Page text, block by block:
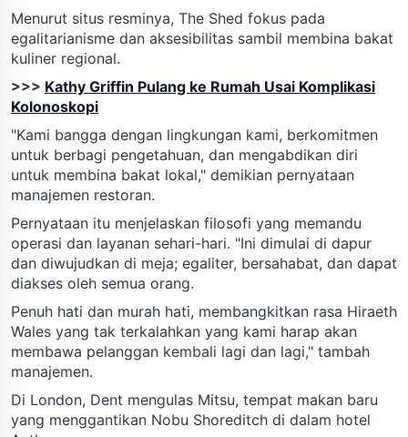
Menurut situs resminya, The Shed fokus pada
egalitarianisme dan aksesibilitas sambil membina bakat
kuliner regional.
>>> Kathy Griffin Pulang ke Rumah Usai Komplikasi
Kolonoskopi
"Kami bangga dengan lingkungan kami, berkomitmen
untuk berbagi pengetahuan, dan mengabdikan diri
untuk membina bakat lokal," demikian pernyataan
manajemen restoran.
Pernyataan itu menjelaskan filosofi yang memandu
operasi dan layanan sehari-hari. "Ini dimulai di dapur
dan diwujudkan di meja; egaliter, bersahabat, dan dapat
diakses oleh semua orang.
Penuh hati dan murah hati, membangkitkan rasa Hiraeth
Wales yang tak terkalahkan yang kami harap akan
membawa pelanggan kembali lagi dan lagi," tambah
manajemen.
Di London, Dent mengulas Mitsu, tempat makan baru
yang menggantikan Nobu Shoreditch di dalam hotel